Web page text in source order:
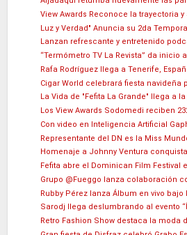
View Awards Reconoce la trayectoria y
Luz y Verdad" Anuncia su 2da
Lanzan refrescante y entretenido
“Termómetro TV La Revista” da inicio
Rafa Rodríguez llega a Tenerife,
Cigar World celebrará fiesta navideña
La Vida de "Fefita La Grande" llega a
Los View Awards Sodomedi reciben
Con video en Inteligencia Artificial
Representante del DN es la Miss
Homenaje a Johnny Ventura
Fefita abre el Dominican Film Festival
Grupo @Fueggo lanza colaboración
Rubby Pérez lanza Álbum en vivo
Sarodj llega deslumbrando al evento
Retro Fashion Show destaca la moda